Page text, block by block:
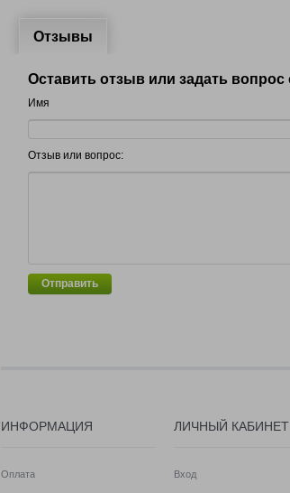
Отзывы
Оставить отзыв или задать вопрос
Имя
Отзыв или вопрос:
Отправить
ИНФОРМАЦИЯ
Оплата
ЛИЧНЫЙ КАБИНЕТ
Вход